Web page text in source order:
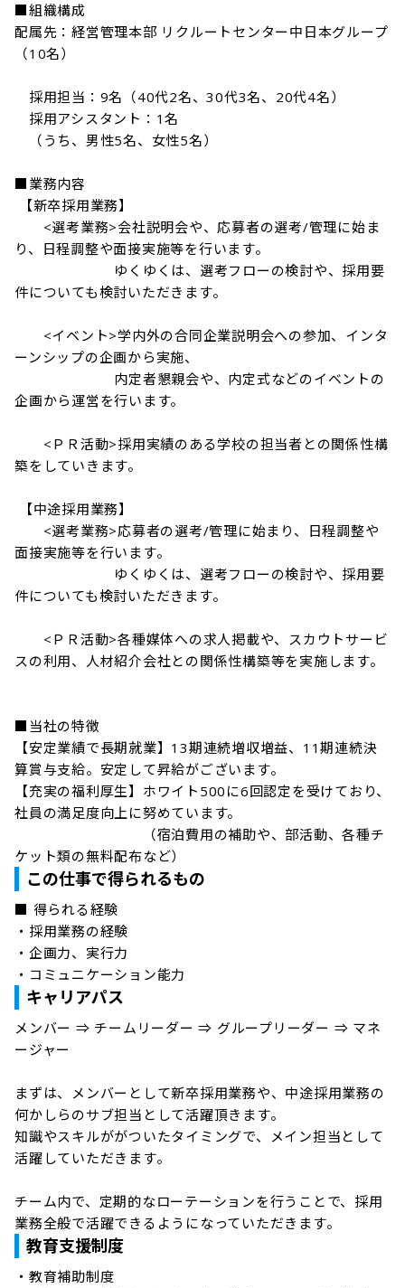
■組織構成
配属先：経営管理本部 リクルートセンター中日本グループ
（10名）
採用担当：9名（40代2名、30代3名、20代4名）
採用アシスタント：1名
（うち、男性5名、女性5名）
■業務内容
<選考業務>会社説明会や、応募者の選考/管理に始ま
り、日程調整や面接実施等を行います。
ゆくゆくは、選考フローの検討や、採用要
件についても検討いただきます。
<イベント>学内外の合同企業説明会への参加、インタ
ーンシップの企画から実施、
内定者懇親会や、内定式などのイベントの
企画から運営を行います。
<ＰＲ活動>採用実績のある学校の担当者との関係性構
築をしていきます。
<選考業務>応募者の選考/管理に始まり、日程調整や
面接実施等を行います。
ゆくゆくは、選考フローの検討や、採用要
件についても検討いただきます。
<ＰＲ活動>各種媒体への求人掲載や、スカウトサービ
スの利用、人材紹介会社との関係性構築等を実施します。
■当社の特徴
【安定業績で長期就業】13期連続増収増益、11期連続決
算賞与支給。安定して昇給がございます。
【充実の福利厚生】ホワイト500に6回認定を受けており、
社員の満足度向上に努めています。
（宿泊費用の補助や、部活動、各種チ
ケット類の無料配布など）
この仕事で得られるもの
■ 得られる経験
・採用業務の経験
・企画力、実行力
・コミュニケーション能力
キャリアパス
メンバー ⇒ チームリーダー ⇒ グループリーダー ⇒ マネ
ージャー
まずは、メンバーとして新卒採用業務や、中途採用業務の
何かしらのサブ担当として活躍頂きます。
知識やスキルががついたタイミングで、メイン担当として
活躍していただきます。
チーム内で、定期的なローテーションを行うことで、採用
業務全般で活躍できるようになっていただきます。
教育支援制度
・教育補助制度